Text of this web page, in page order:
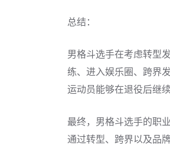
总结：
男格斗选手在考虑转型
练、进入娱乐圈、跨界
运动员能够在退役后继
最终，男格斗选手的职
通过转型、跨界以及品